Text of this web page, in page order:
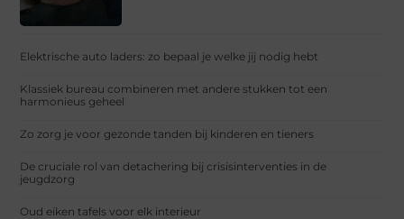
Elektrische auto laders: zo bepaal je welke jij nodig hebt
Klassiek bureau combineren met andere stukken tot een
harmonieus geheel
Zo zorg je voor gezonde tanden bij kinderen en tieners
De cruciale rol van detachering bij crisisinterventies in de
jeugdzorg
Oud eiken tafels voor elk interieur